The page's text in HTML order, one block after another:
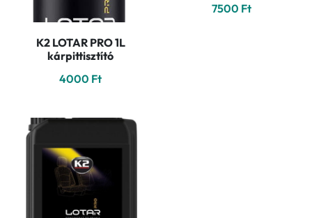
K2 LOTAR PRO 1L
kárpittisztító
4000 Ft
7500 Ft